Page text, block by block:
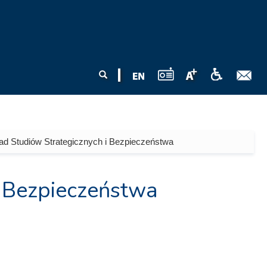
Szukaj
Studiów Strategicznych i Bezpieczeństwa